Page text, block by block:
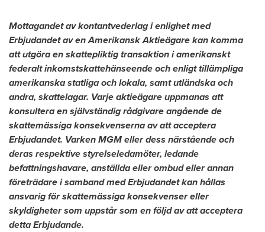
Mottagandet av kontantvederlag i enlighet med
Erbjudandet av en Amerikansk Aktieägare kan komma
att utgöra en skattepliktig transaktion i amerikanskt
federalt inkomstskattehänseende och enligt tillämpliga
amerikanska statliga och lokala, samt utländska och
andra, skattelagar. Varje aktieägare uppmanas att
konsultera en självständig rådgivare angående de
skattemässiga konsekvenserna av att acceptera
Erbjudandet. Varken MGM eller dess närstående och
deras respektive styrelseledamöter, ledande
befattningshavare, anställda eller ombud eller annan
företrädare i samband med Erbjudandet kan hållas
ansvarig för skattemässiga konsekvenser eller
skyldigheter som uppstår som en följd av att acceptera
detta Erbjudande.